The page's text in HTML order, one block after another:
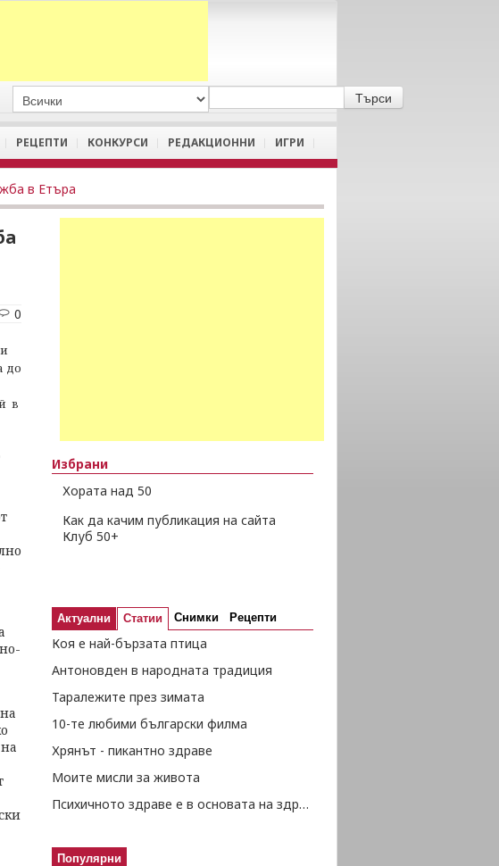
РЕЦЕПТИ КОНКУРСИ РЕДАКЦИОННИ ИГРИ
в Етъра
0
до
в
Избрани
Хората над 50
Как да качим публикация на сайта
Клуб 50+
Актуални Статии Снимки Рецепти
Коя е най-бързата птица
Антоновден в народната традиция
Таралежите през зимата
10-те любими български филма
Хрянът - пикантно здраве
Моите мисли за живота
Психичното здраве е в основата на здравето изобщо
Популярни